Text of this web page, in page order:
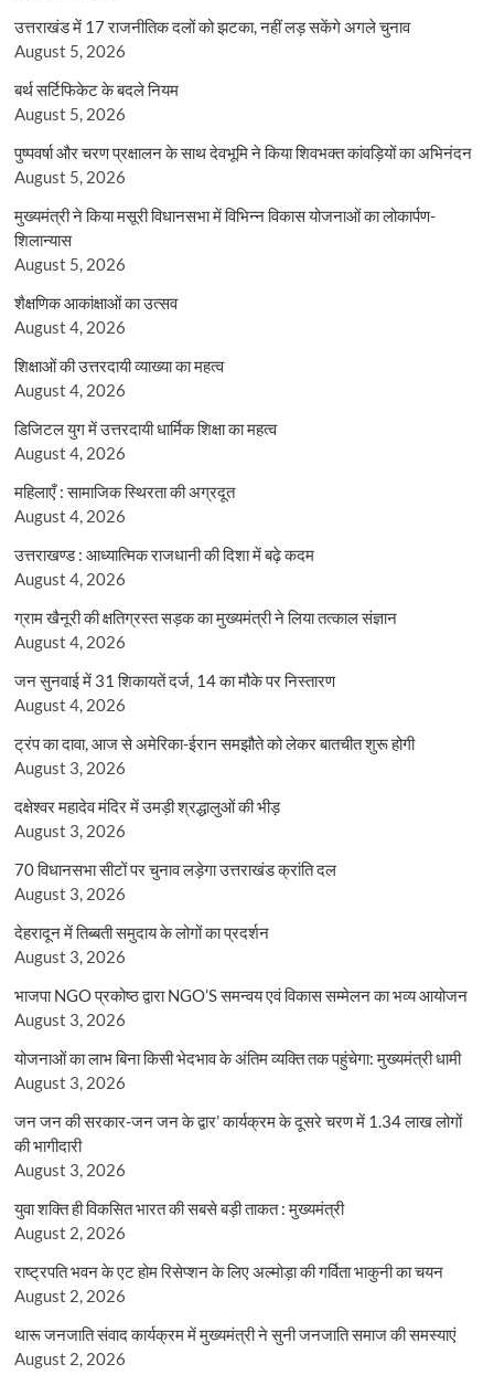
उत्तराखंड में 17 राजनीतिक दलों को झटका, नहीं लड़ सकेंगे अगले चुनाव
August 5, 2026
बर्थ सर्टिफिकेट के बदले नियम
August 5, 2026
पुष्पवर्षा और चरण प्रक्षालन के साथ देवभूमि ने किया शिवभक्त कांवड़ियों का अभिनंदन
August 5, 2026
मुख्यमंत्री ने किया मसूरी विधानसभा में विभिन्न विकास योजनाओं का लोकार्पण-
शिलान्यास
August 5, 2026
शैक्षणिक आकांक्षाओं का उत्सव
August 4, 2026
शिक्षाओं की उत्तरदायी व्याख्या का महत्व
August 4, 2026
डिजिटल युग में उत्तरदायी धार्मिक शिक्षा का महत्व
August 4, 2026
महिलाएँ : सामाजिक स्थिरता की अग्रदूत
August 4, 2026
उत्तराखण्ड : आध्यात्मिक राजधानी की दिशा में बढ़े कदम
August 4, 2026
ग्राम खैनूरी की क्षतिग्रस्त सड़क का मुख्यमंत्री ने लिया तत्काल संज्ञान
August 4, 2026
जन सुनवाई में 31 शिकायतें दर्ज, 14 का मौके पर निस्तारण
August 4, 2026
ट्रंप का दावा, आज से अमेरिका-ईरान समझौते को लेकर बातचीत शुरू होगी
August 3, 2026
दक्षेश्वर महादेव मंदिर में उमड़ी श्रद्धालुओं की भीड़
August 3, 2026
70 विधानसभा सीटों पर चुनाव लड़ेगा उत्तराखंड क्रांति दल
August 3, 2026
देहरादून में तिब्बती समुदाय के लोगों का प्रदर्शन
August 3, 2026
भाजपा NGO प्रकोष्ठ द्वारा NGO’S समन्वय एवं विकास सम्मेलन का भव्य आयोजन
August 3, 2026
योजनाओं का लाभ बिना किसी भेदभाव के अंतिम व्यक्ति तक पहुंचेगा: मुख्यमंत्री धामी
August 3, 2026
जन जन की सरकार-जन जन के द्वार’ कार्यक्रम के दूसरे चरण में 1.34 लाख लोगों
की भागीदारी
August 3, 2026
युवा शक्ति ही विकसित भारत की सबसे बड़ी ताकत : मुख्यमंत्री
August 2, 2026
राष्ट्रपति भवन के एट होम रिसेप्शन के लिए अल्मोड़ा की गर्विता भाकुनी का चयन
August 2, 2026
थारू जनजाति संवाद कार्यक्रम में मुख्यमंत्री ने सुनी जनजाति समाज की समस्याएं
August 2, 2026